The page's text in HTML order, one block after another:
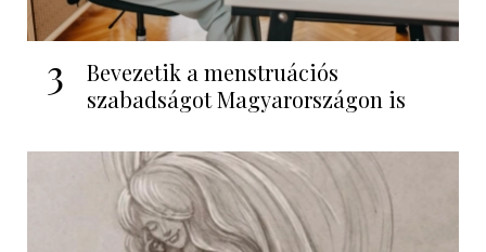
3
Bevezetik a menstruációs
szabadságot Magyarországon is